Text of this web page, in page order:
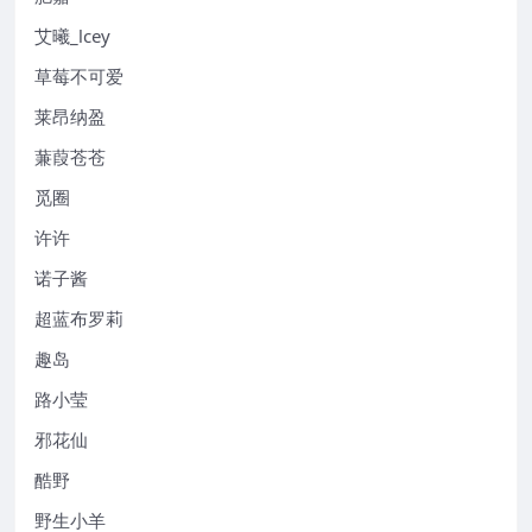
艾曦_lcey
草莓不可爱
莱昂纳盈
蒹葭苍苍
觅圈
许许
诺子酱
超蓝布罗莉
趣岛
路小莹
邪花仙
酷野
野生小羊